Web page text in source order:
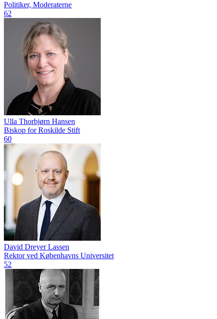
Politiker, Moderaterne
62
Ulla Thorbjørn Hansen
Biskop for Roskilde Stift
60
David Dreyer Lassen
Rektor ved Københavns Universitet
52